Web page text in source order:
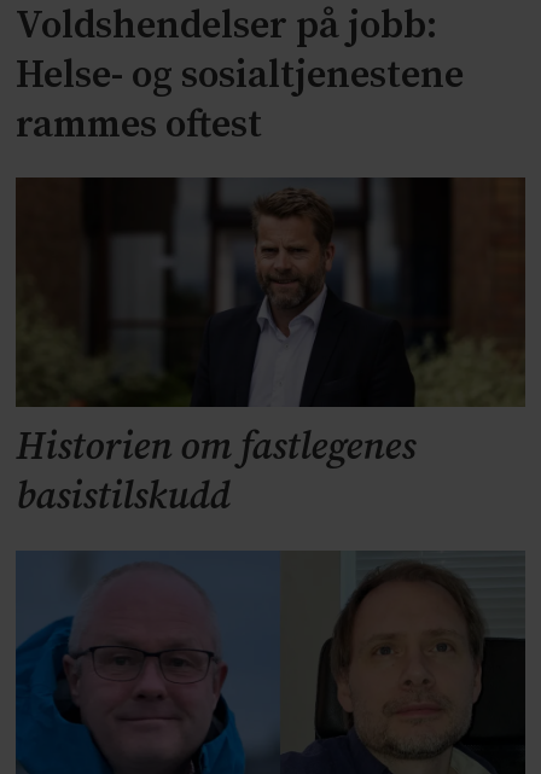
Voldshendelser på jobb:
Helse- og sosialtjenestene
rammes oftest
Historien om fastlegenes
basistilskudd